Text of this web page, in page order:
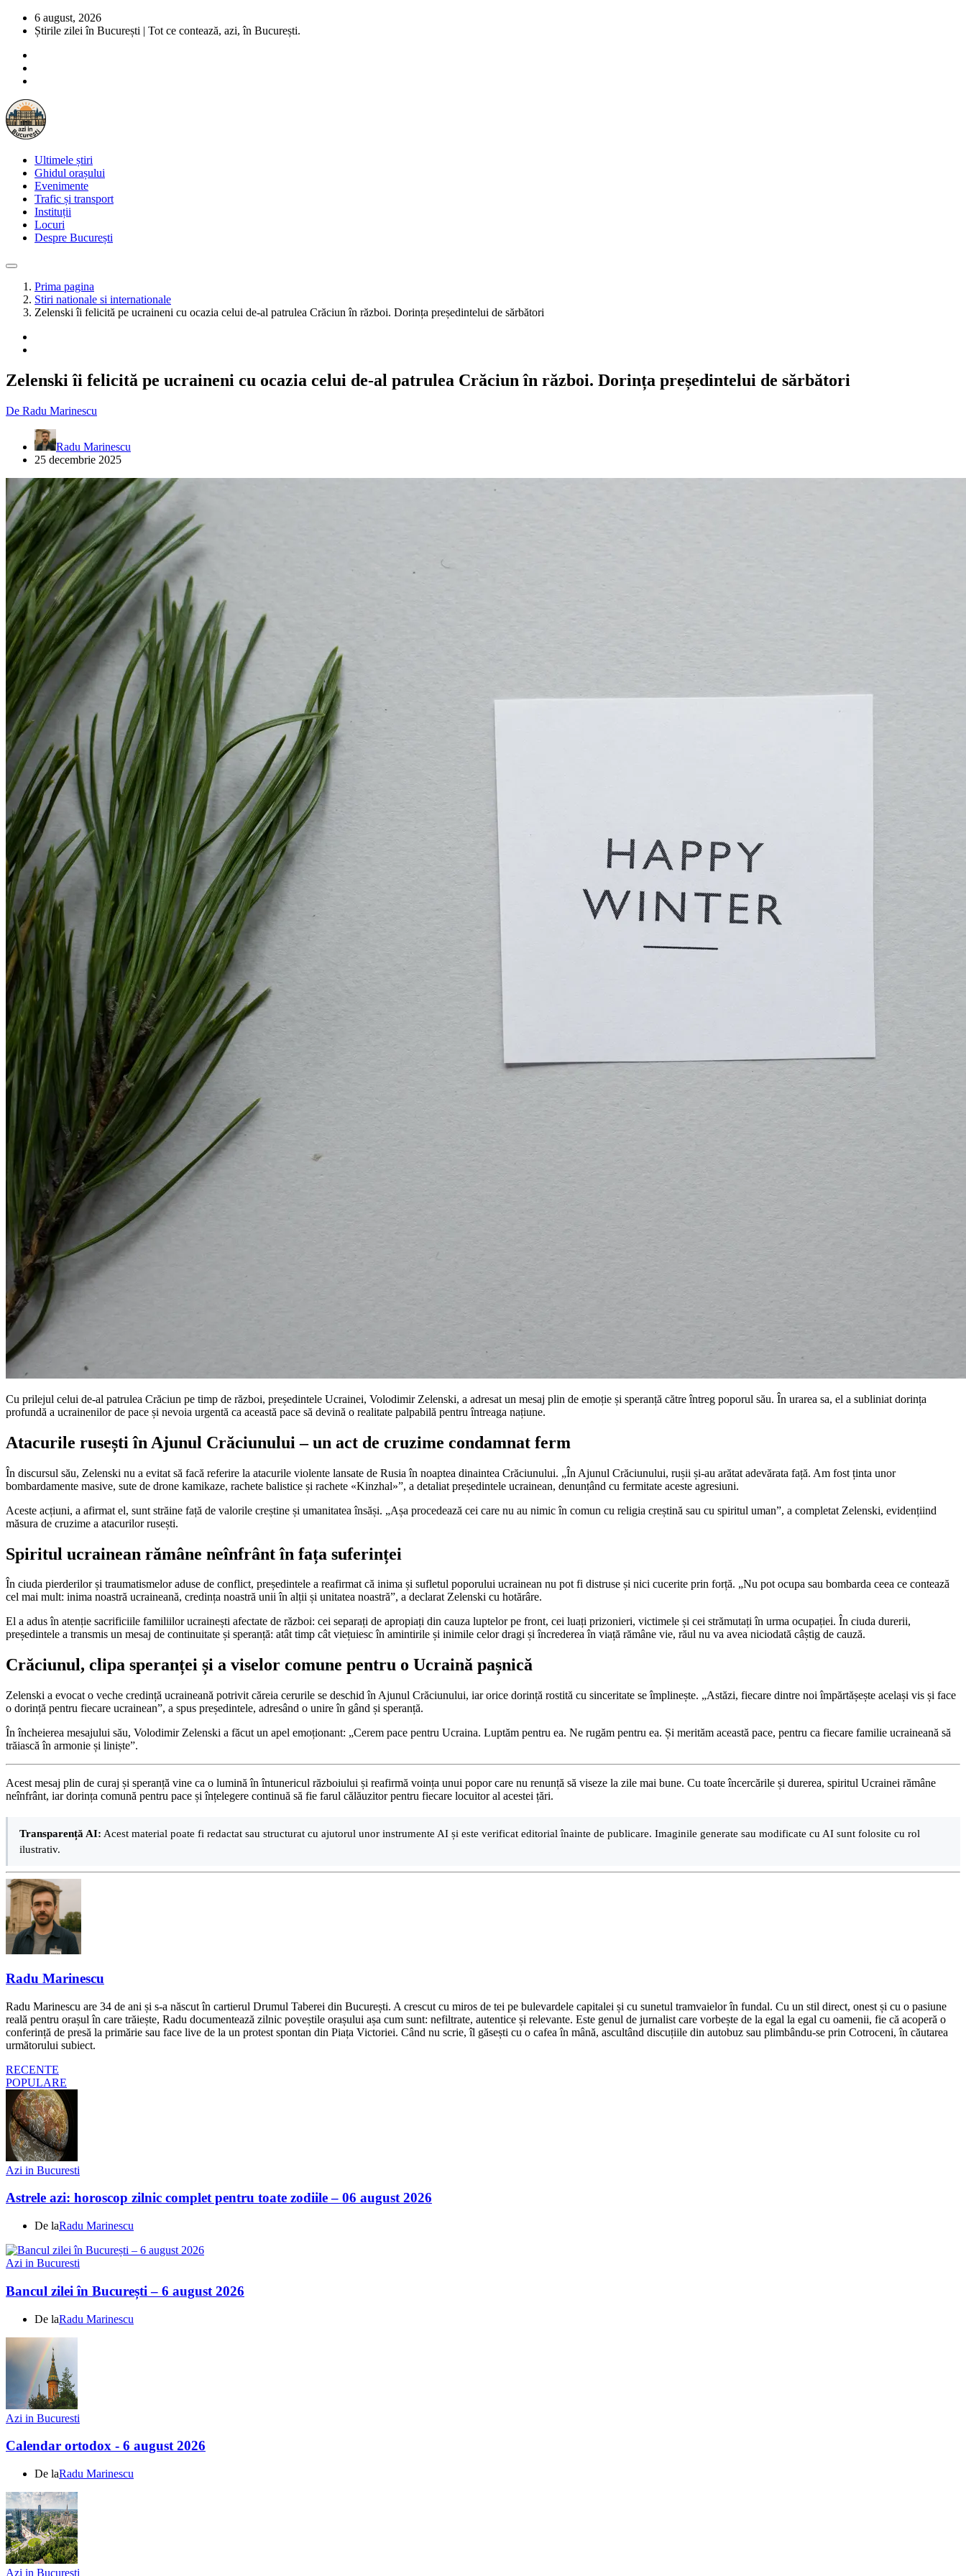
6 august, 2026
Știrile zilei în București | Tot ce contează, azi, în București.
Ultimele știri
Ghidul orașului
Evenimente
Trafic și transport
Instituții
Locuri
Despre București
Prima pagina
Stiri nationale si internationale
Zelenski îi felicită pe ucraineni cu ocazia celui de-al patrulea Crăciun în război. Dorința președintelui de sărbători
Zelenski îi felicită pe ucraineni cu ocazia celui de-al patrulea Crăciun în război. Dorința președintelui de sărbători
De Radu Marinescu
Radu Marinescu
25 decembrie 2025
Cu prilejul celui de-al patrulea Crăciun pe timp de război, președintele Ucrainei, Volodimir Zelenski, a adresat un mesaj plin de emoție și speranță către întreg poporul său. În urarea sa, el a subliniat dorința
profundă a ucrainenilor de pace și nevoia urgentă ca această pace să devină o realitate palpabilă pentru întreaga națiune.
Atacurile rusești în Ajunul Crăciunului – un act de cruzime condamnat ferm
În discursul său, Zelenski nu a evitat să facă referire la atacurile violente lansate de Rusia în noaptea dinaintea Crăciunului. „În Ajunul Crăciunului, rușii și-au arătat adevărata față. Am fost ținta unor
bombardamente masive, sute de drone kamikaze, rachete balistice și rachete «Kinzhal»”, a detaliat președintele ucrainean, denunțând cu fermitate aceste agresiuni.
Aceste acțiuni, a afirmat el, sunt străine față de valorile creștine și umanitatea însăși. „Așa procedează cei care nu au nimic în comun cu religia creștină sau cu spiritul uman”, a completat Zelenski, evidențiind
măsura de cruzime a atacurilor rusești.
Spiritul ucrainean rămâne neînfrânt în fața suferinței
În ciuda pierderilor și traumatismelor aduse de conflict, președintele a reafirmat că inima și sufletul poporului ucrainean nu pot fi distruse și nici cucerite prin forță. „Nu pot ocupa sau bombarda ceea ce contează
cel mai mult: inima noastră ucraineană, credința noastră unii în alții și unitatea noastră”, a declarat Zelenski cu hotărâre.
El a adus în atenție sacrificiile familiilor ucrainești afectate de război: cei separați de apropiați din cauza luptelor pe front, cei luați prizonieri, victimele și cei strămutați în urma ocupației. În ciuda durerii,
președintele a transmis un mesaj de continuitate și speranță: atât timp cât viețuiesc în amintirile și inimile celor dragi și încrederea în viață rămâne vie, răul nu va avea niciodată câștig de cauză.
Crăciunul, clipa speranței și a viselor comune pentru o Ucraină pașnică
Zelenski a evocat o veche credință ucraineană potrivit căreia cerurile se deschid în Ajunul Crăciunului, iar orice dorință rostită cu sinceritate se împlinește. „Astăzi, fiecare dintre noi împărtășește același vis și face
o dorință pentru fiecare ucrainean”, a spus președintele, adresând o unire în gând și speranță.
În încheierea mesajului său, Volodimir Zelenski a făcut un apel emoționant: „Cerem pace pentru Ucraina. Luptăm pentru ea. Ne rugăm pentru ea. Și merităm această pace, pentru ca fiecare familie ucraineană să
trăiască în armonie și liniște”.
Acest mesaj plin de curaj și speranță vine ca o lumină în întunericul războiului și reafirmă voința unui popor care nu renunță să viseze la zile mai bune. Cu toate încercările și durerea, spiritul Ucrainei rămâne
neînfrânt, iar dorința comună pentru pace și înțelegere continuă să fie farul călăuzitor pentru fiecare locuitor al acestei țări.
Transparență AI: Acest material poate fi redactat sau structurat cu ajutorul unor instrumente AI și este verificat editorial înainte de publicare. Imaginile generate sau modificate cu AI sunt folosite cu rol
ilustrativ.
Radu Marinescu
Radu Marinescu are 34 de ani și s-a născut în cartierul Drumul Taberei din București. A crescut cu miros de tei pe bulevardele capitalei și cu sunetul tramvaielor în fundal. Cu un stil direct, onest și cu o pasiune
reală pentru orașul în care trăiește, Radu documentează zilnic poveștile orașului așa cum sunt: nefiltrate, autentice și relevante. Este genul de jurnalist care vorbește de la egal la egal cu oamenii, fie că acoperă o
conferință de presă la primărie sau face live de la un protest spontan din Piața Victoriei. Când nu scrie, îl găsești cu o cafea în mână, ascultând discuțiile din autobuz sau plimbându-se prin Cotroceni, în căutarea
următorului subiect.
RECENTE
POPULARE
Azi in Bucuresti
Astrele azi: horoscop zilnic complet pentru toate zodiile – 06 august 2026
De laRadu Marinescu
Azi in Bucuresti
Bancul zilei în București – 6 august 2026
De laRadu Marinescu
Azi in Bucuresti
Calendar ortodox - 6 august 2026
De laRadu Marinescu
Azi in Bucuresti